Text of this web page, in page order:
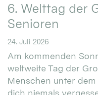
6. Welttag der
Senioren
24. Juli 2026
Am kommenden
weltweite Tag der
Menschen unter
dich niemals